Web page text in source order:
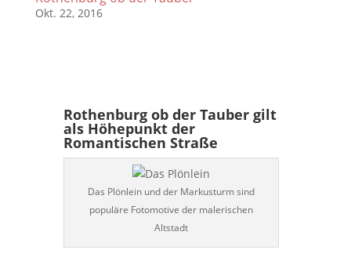
Okt. 22, 2016
Rothenburg ob der Tauber gilt
als Höhepunkt der
Romantischen Straße
Das Plönlein und der Markusturm sind
populäre Fotomotive der malerischen
Altstadt